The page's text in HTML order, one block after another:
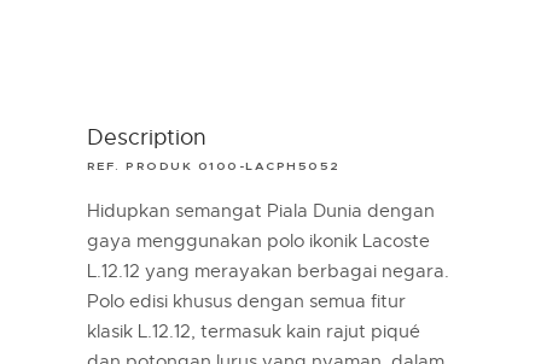
Description
REF. PRODUK 0100-LACPH5052
Hidupkan semangat Piala Dunia dengan
gaya menggunakan polo ikonik Lacoste
L.12.12 yang merayakan berbagai negara.
Polo edisi khusus dengan semua fitur
klasik L.12.12, termasuk kain rajut piqué